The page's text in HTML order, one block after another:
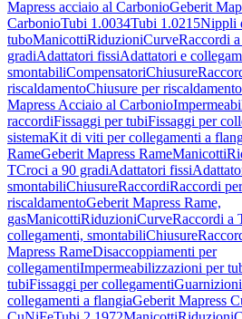
Mapress acciaio al CarbonioGeberit
CarbonioTubi 1.0034Tubi 1.0215Nippli
tuboManicottiRiduzioniCurveRaccordi
gradiAdattatori fissiAdattatori e
smontabiliCompensatoriChiusure
riscaldamentoChiusure per riscaldamento
Mapress Acciaio al Carbonio
raccordiFissaggi per tubiFissaggi per
sistemaKit di viti per collegamenti a
RameGeberit Mapress RameManicotti
TCroci a 90 gradiAdattatori fissi
smontabiliChiusureRaccordiRaccordi
riscaldamentoGeberit Mapress Rame,
gasManicottiRiduzioniCurveRaccordi a
collegamenti, smontabiliChiusure
Mapress RameDisaccoppiamenti per
collegamentiImpermeabilizzazioni per
tubiFissaggi per collegamenti
collegamenti a flangiaGeberit Mapress